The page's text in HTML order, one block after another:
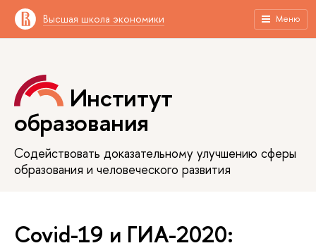
Высшая школа экономики Меню
Институт
образования
Содействовать доказательному улучшению сферы
образования и человеческого развития
Covid-19 и ГИА-2020: